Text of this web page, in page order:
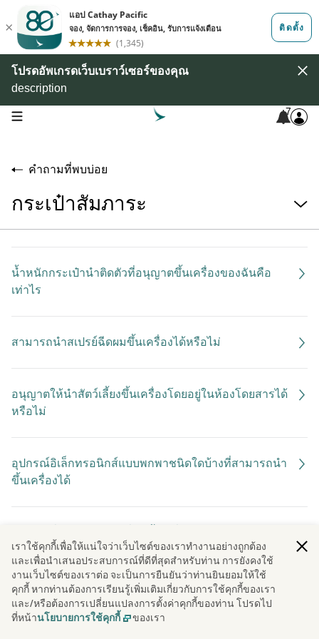
โปรดอัพเกรดเว็บเบราว์เซอร์ของคุณ
description
open navigation menu 7
คำถามที่พบบ่อย
กระเป๋าสัมภาระ
น้ำหนักกระเป๋านำติดตัวที่อนุญาตขึ้นเครื่องของฉันคือ
เท่าไร
สามารถนำสเปรย์ฉีดผมขึ้นเครื่องได้หรือไม่
อนุญาตให้นำสัตว์เลี้ยงขึ้นเครื่องโดยอยู่ในห้องโดยสารได้
หรือไม่
อุปกรณ์อิเล็กทรอนิกส์แบบพกพาชนิดใดบ้างที่สามารถนำ
ขึ้นเครื่องได้
เราใช้คุกกี้เพื่อให้แน่ใจว่าเว็บไซต์ของเราทํางานอย่างถูกต้อง
และเพื่อนําเสนอประสบการณ์ที่ดีที่สุดสําหรับท่าน การยังคงใช้
งานเว็บไซต์ของเราต่อ จะเป็นการยืนยันว่าท่านยินยอมให้ใช้
คุกกี้ หากท่านต้องการเรียนรู้เพิ่มเติมเกี่ยวกับการใช้คุกกี้ของเรา
และ/หรือต้องการเปลี่ยนแปลงการตั้งค่าคุกกี้ของท่าน โปรดไป
ที่หน้านโยบายการใช้คุกกี้ ของเรา